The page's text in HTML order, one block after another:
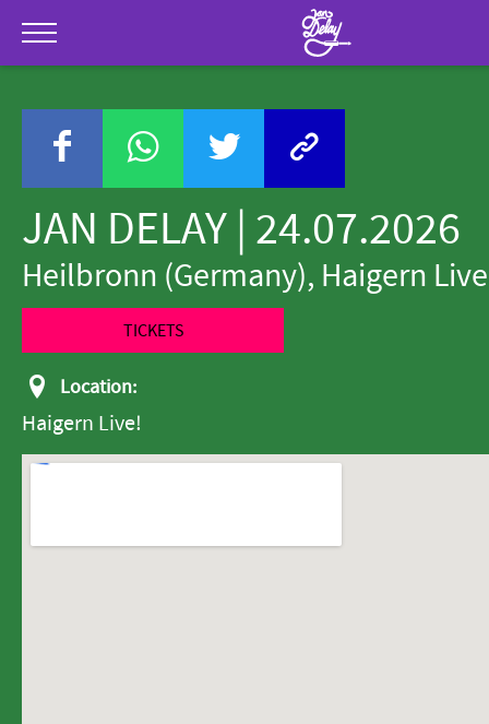
Menu
Jan
JAN DELAY | 24.07.2026
Heilbronn (Germany), Haigern
TICKETS
Location:
Haigern Live!